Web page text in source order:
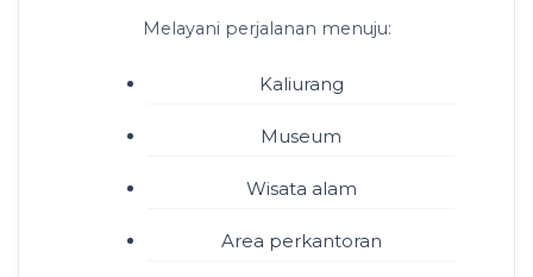
Melayani perjalanan menuju:
Kaliurang
Museum
Wisata alam
Area perkantoran